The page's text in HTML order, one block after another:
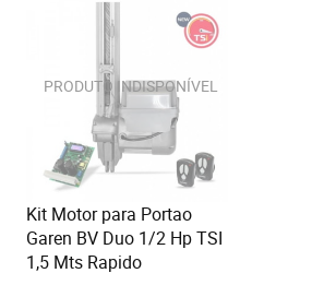
Kit Motor para Portao
Garen BV Duo 1/2 Hp TSI
1,5 Mts Rapido